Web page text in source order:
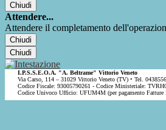
Chiudi
Attendere...
Attendere il completamento
Chiudi
Chiudi
I.P.S.S.E.O.A. "A. Beltrame" Vittorio Veneto
Via Carso, 114 – 31029 Vittorio Veneto (TV) • Tel.
Codice Fiscale: 93005790261 - Codice Ministeriale:
Codice Univoco Ufficio: UFUM4M (per pagamento Fatture